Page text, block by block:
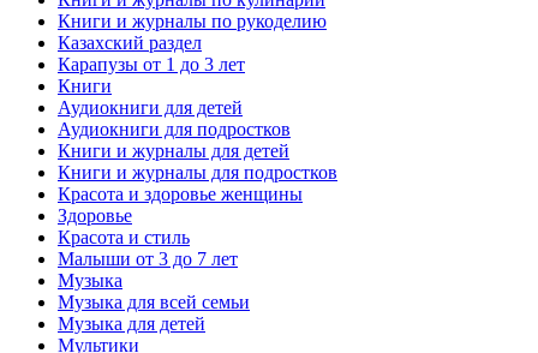
Книги и журналы по рукоделию
Казахский раздел
Карапузы от 1 до 3 лет
Книги
Аудиокниги для детей
Аудиокниги для подростков
Книги и журналы для детей
Книги и журналы для подростков
Красота и здоровье женщины
Здоровье
Красота и стиль
Малыши от 3 до 7 лет
Музыка
Музыка для всей семьи
Музыка для детей
Мультики